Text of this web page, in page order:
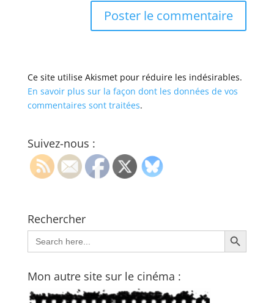
Ce site utilise Akismet pour réduire les indésirables.
En savoir plus sur la façon dont les données de vos
commentaires sont traitées.
Suivez-nous :
Rechercher
Search
for:
Search Button
Mon autre site sur le cinéma :